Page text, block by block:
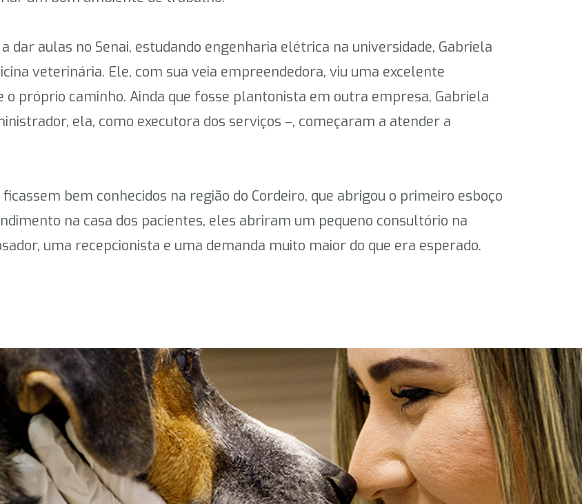
dar aulas no Senai, estudando engenharia elétrica na universidade, Gabriela
veterinária. Ele, com sua veia empreendedora, viu uma excelente
próprio caminho. Ainda que fosse plantonista em outra empresa, Gabriela
ela, como executora dos serviços –, começaram a atender a
bem conhecidos na região do Cordeiro, que abrigou o primeiro esboço
na casa dos pacientes, eles abriram um pequeno consultório na
uma recepcionista e uma demanda muito maior do que era esperado.